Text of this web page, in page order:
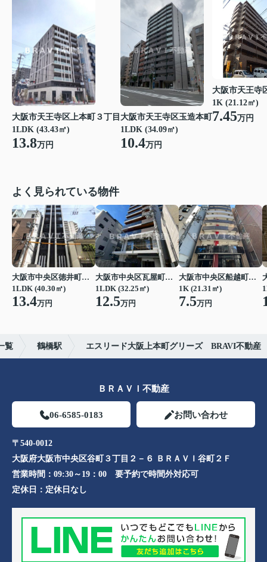
大阪市天王寺区上本町３丁目
1LDK (43.43㎡)
13.8万円
大阪市天王寺区玉造本町
1LDK (34.09㎡)
10.4万円
大阪市天王寺
1K (21.12㎡)
7.45万円
よく見られている物件
大阪市中央区徳井町２丁目
1LDK (40.30㎡)
13.4万円
大阪市中央区瓦屋町１丁目
1LDK (32.25㎡)
12.5万円
大阪市中央区船越町２丁目
1K (21.31㎡)
7.5万円
覧 鶴橋駅 エスリード大阪上本町グリーズ BRAVI不動産
ＢＲＡＶＩ不動産
06-6585-0183 お問い合わせ
〒540-0012
大阪府大阪市中央区谷町３丁目２－６ ＢＲＡＶＩ谷町２Ｆ
営業時間： 09:30～19：00 要予約で時間外対応可
定休日： 定休日なし